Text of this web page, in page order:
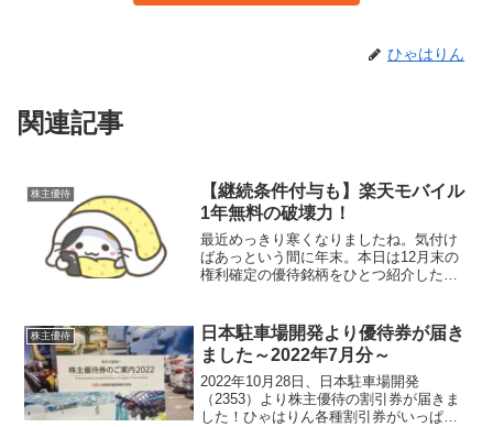
ひゃはりん
関連記事
株主優待
【継続条件付与も】楽天モバイル
1年無料の破壊力！
最近めっきり寒くなりましたね。気付け
ばあっという間に年末。本日は12月末の
権利確定の優待銘柄をひとつ紹介したい
す。優待内容は「楽天モバイル」最大1年
分！！楽天グル...
株主優待
日本駐車場開発より優待券が届き
ました～2022年7月分～
2022年10月28日、日本駐車場開発
（2353）より株主優待の割引券が届きま
した！ひゃはりん各種割引券がいっぱ